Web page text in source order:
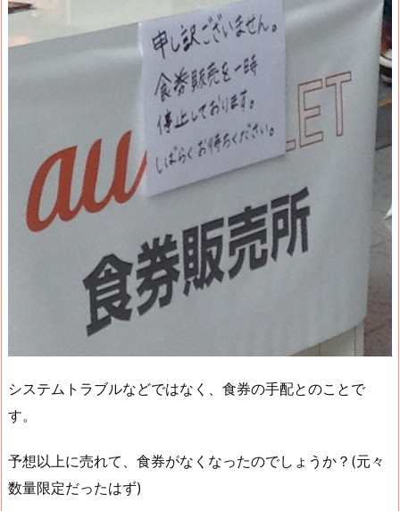
システムトラブルなどではなく、食券の手配とのことで
す。
予想以上に売れて、食券がなくなったのでしょうか？(元々
数量限定だったはず)